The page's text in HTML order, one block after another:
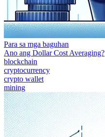
Para sa mga baguhan
Ano ang Dollar Cost Averaging?
blockchain
cryptocurrency
crypto wallet
mining